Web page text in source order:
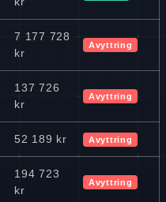
7 177 728
kr
Avyttring
137 726
kr
Avyttring
52 189 kr Avyttring
194 723
kr
Avyttring